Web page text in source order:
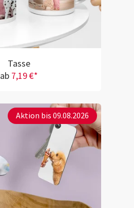
Tasse
ab 7,19 €*
Aktion bis 09.08.2026